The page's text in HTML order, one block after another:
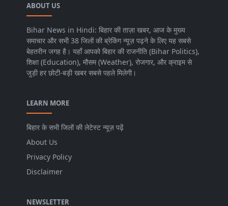
ABOUT US
Bihar News in Hindi: बिहार की ताज़ा खबर, आज के मुख्य
समाचार और सभी 38 जिलों की ब्रेकिंग न्यूज़ पढ़ने के लिए यह सबसे
बेहतरीन जगह है। यहाँ आपको बिहार की राजनीति (Bihar Politics),
शिक्षा (Education), मौसम (Weather), रोजगार, और क्राइम से
जुड़ी हर छोटी-बड़ी खबर सबसे पहले मिलेगी।
LEARN MORE
बिहार के सभी जिलों की लेटेस्ट न्यूज़ पढ़ें
About Us
Privacy Policy
Disclaimer
NEWSLETTER